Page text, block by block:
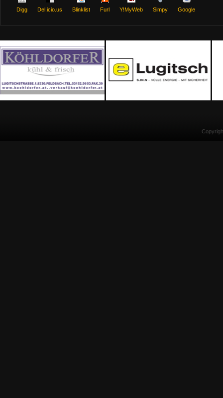
Digg Del.icio.us Blinklist Furl Y!MyWeb Simpy Google